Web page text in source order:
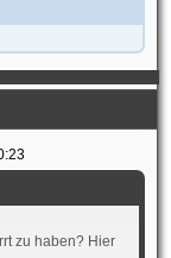
zu haben? Hier